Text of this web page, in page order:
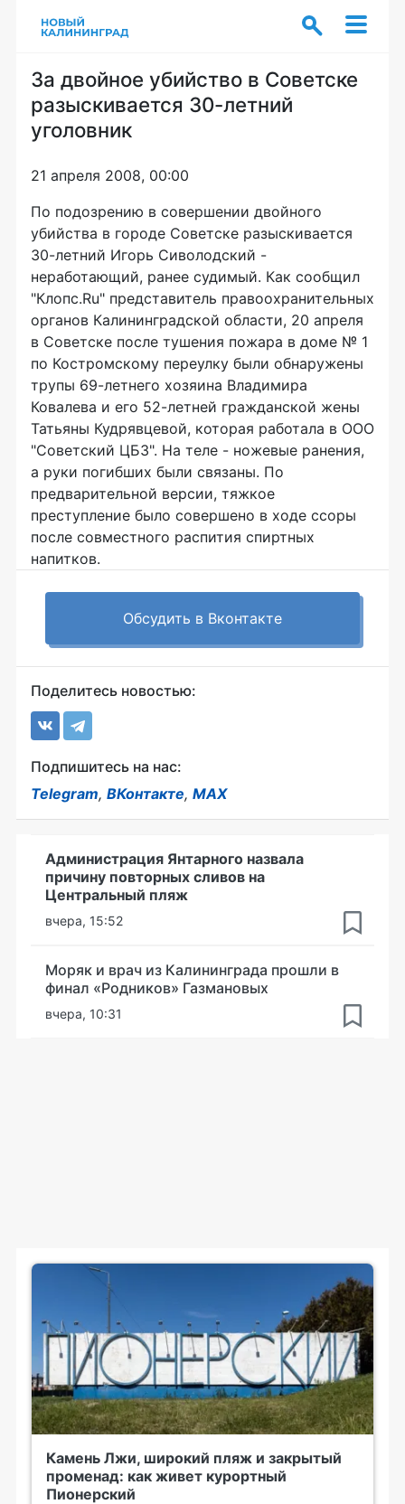
За двойное убийство в Советске
разыскивается 30-летний
уголовник
21 апреля 2008, 00:00
По подозрению в совершении двойного
убийства в городе Советске разыскивается
30-летний Игорь Сиволодский -
неработающий, ранее судимый. Как сообщил
"Клопс.Ru" представитель правоохранительных
органов Калининградской области, 20 апреля
в Советске после тушения пожара в доме № 1
по Костромскому переулку были обнаружены
трупы 69-летнего хозяина Владимира
Ковалева и его 52-летней гражданской жены
Татьяны Кудрявцевой, которая работала в ООО
"Советский ЦБЗ". На теле - ножевые ранения,
а руки погибших были связаны. По
предварительной версии, тяжкое
преступление было совершено в ходе ссоры
после совместного распития спиртных
напитков.
Обсудить в Вконтакте
Поделитесь новостью:
Подпишитесь на нас:
Telegram, ВКонтакте, MAX
Администрация Янтарного назвала
причину повторных сливов на
Центральный пляж
вчера, 15:52
Моряк и врач из Калининграда прошли в
финал «Родников» Газмановых
вчера, 10:31
Камень Лжи, широкий пляж и закрытый
променад: как живет курортный
Пионерский